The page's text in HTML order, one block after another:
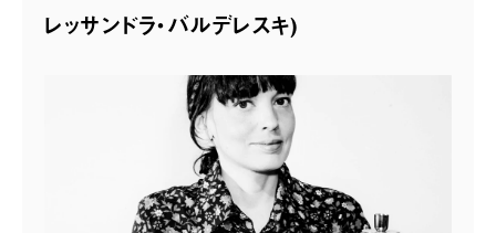
レッサンドラ・バルデレスキ)